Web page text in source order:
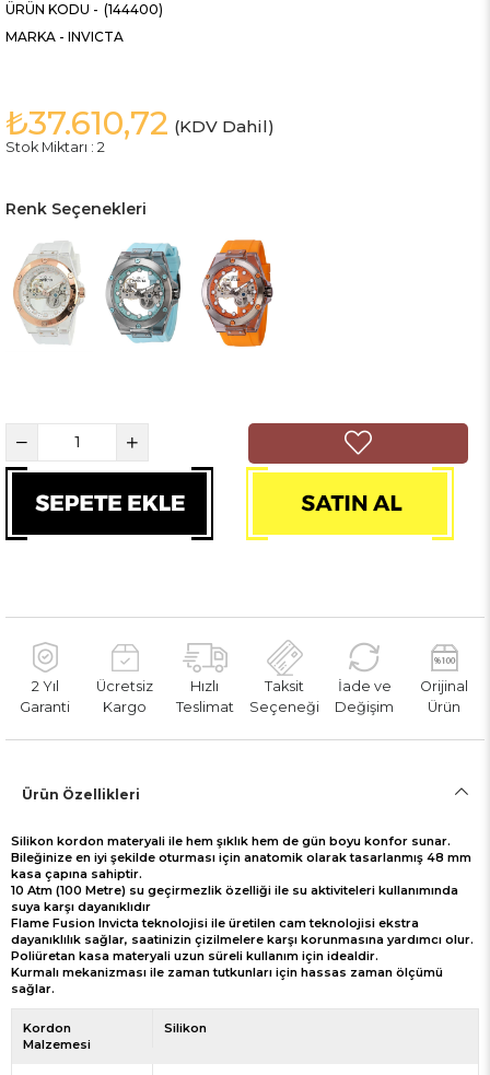
(144400)
MARKA - INVICTA
₺37.610,72 (KDV Dahil)
Stok Miktarı : 2
Renk Seçenekleri
2 Yıl
Garanti
Ücretsiz
Kargo
Hızlı
Teslimat
Taksit
Seçeneği
İade ve
Değişim
Orijinal
Ürün
Ürün Özellikleri
Silikon kordon materyali ile hem şıklık hem de gün boyu konfor sunar.
Bileğinize en iyi şekilde oturması için anatomik olarak tasarlanmış 48 mm
kasa çapına sahiptir.
10 Atm (100 Metre) su geçirmezlik özelliği ile su aktiviteleri kullanımında
suya karşı dayanıklıdır
Flame Fusion Invicta teknolojisi ile üretilen cam teknolojisi ekstra
dayanıklılık sağlar, saatinizin çizilmelere karşı korunmasına yardımcı olur.
Poliüretan kasa materyali uzun süreli kullanım için idealdir.
Kurmalı mekanizması ile zaman tutkunları için hassas zaman ölçümü
sağlar.
Kordon
Malzemesi
Silikon